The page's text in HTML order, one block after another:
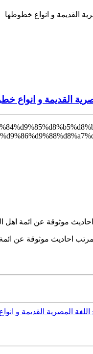
القديمة و انواع
احاديث موثوقة عن ائمة
المرتب احاديث موثوقة عن
اللغة المصرية القديمة و